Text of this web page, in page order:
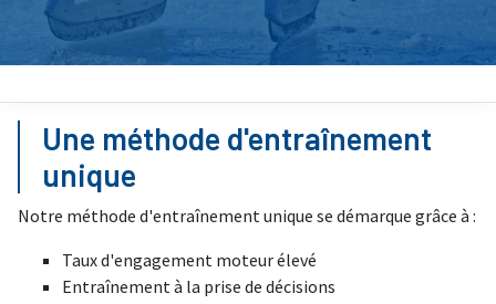
Une méthode d'entraînement
unique
Notre méthode d'entraînement unique se démarque grâce à :
Taux d'engagement moteur élevé
Entraînement à la prise de décisions